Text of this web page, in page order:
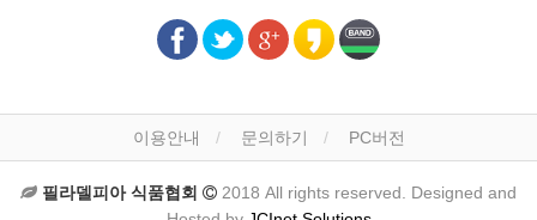
이용안내 문의하기 PC버전
필라델피아 식품협회
2018 All rights reserved. Designed and